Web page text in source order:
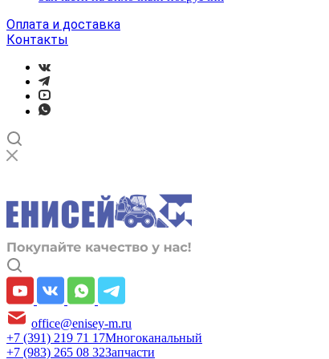
Оплата и доставка
Контакты
office@enisey-m.ru
+7 (391) 219 71 17Многоканальный
+7 (983) 265 08 32Запчасти